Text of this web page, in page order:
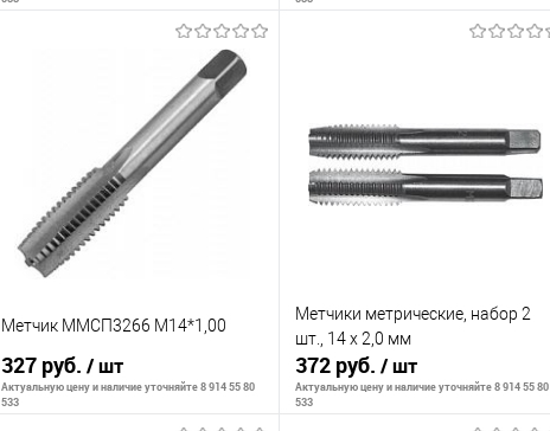
В корзину
К сравнению
В избранное
К сравнению
В избранное
В наличии
Метчик ММСП3266 М14*1,00
327 руб. / шт
Актуальную цену и наличие уточняйте 8 914 55 80
533
Метчики метрические, набор 2
шт., 14 х 2,0 мм
372 руб. / шт
Актуальную цену и наличие уточняйте 8 914 55 80
533